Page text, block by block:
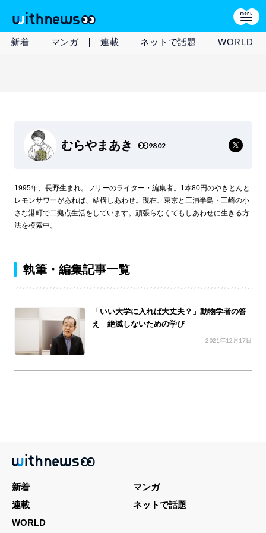
新着 マンガ 連載 ネットで話題 WORLD
むらやまあき 9802
1995年、長野生まれ。フリーのライター・編集者。1本80円のやきとんと
レモンサワーがあれば、結構しあわせ。現在、東京と三浦半島・三崎の小
さな港町で二拠点生活をしています。頑張らなくてもしあわせに生きる方
法を模索中。
執筆・編集記事一覧
「いい大学に入れば大丈夫？」動物学者の答
え 絶滅しないための学び
2021年12月17日
新着
マンガ
連載
ネットで話題
WORLD